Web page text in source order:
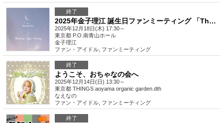
終了
2025年金子理江 誕生日ファンミーティング 「The moon is beautiful」
2025年12月18日(木) 17:30～
東京都 P.O.南青山ホール
金子理江
ファン・アイドル ファンミーティング
終了
ようこそ、おちゃなの会へ
2025年12月14日(日) 13:30～
東京都 THINGS aoyama organic garden.dth
なえなの
ファン・アイドル ファンミーティング
終了